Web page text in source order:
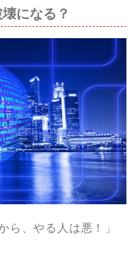
になる？
ら、やる人は悪！」